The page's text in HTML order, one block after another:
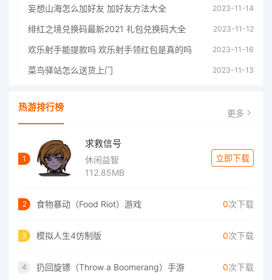
妄想山海怎么加好友 加好友方法大全 2023-11-14
绯红之境兑换码最新2021 礼包兑换码大全 2023-11-12
欢乐射手能提款吗 欢乐射手领红包是真的吗 2023-11-16
菜鸟驿站怎么送货上门 2023-11-13
热游排行榜 更多
1
求救信号
休闲益智
112.85MB
立即下载
2 食物暴动（Food Riot）游戏 0次下载
3 模拟人生4仿制版 0次下载
4 扔回旋镖（Throw a Boomerang）手游 0次下载